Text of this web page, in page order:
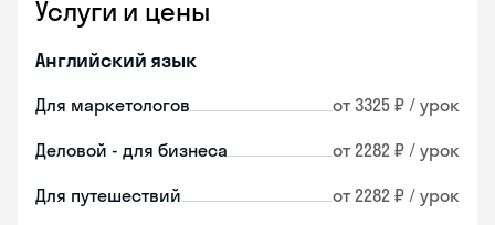
Услуги и цены
Английский язык
Для маркетологов от 3325 ₽ / урок
Деловой - для бизнеса от 2282 ₽ / урок
Для путешествий от 2282 ₽ / урок